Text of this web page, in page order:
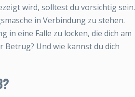
wird, solltest du vorsichtig sein.
in Verbindung zu stehen.
in eine Falle zu locken, die dich am
Und wie kannst du dich